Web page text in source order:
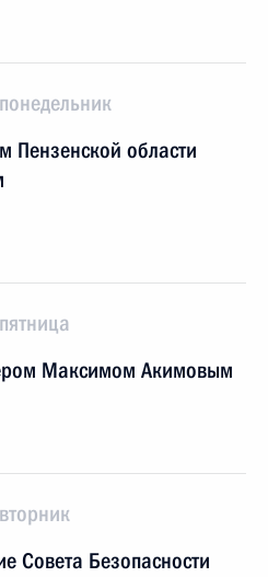
Пензенской области
Максимом Акимовым
Совета Безопасности